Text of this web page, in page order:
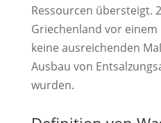
Ressourcen übersteigt.
Griechenland vor
keine ausreichenden
Ausbau von
wurden.